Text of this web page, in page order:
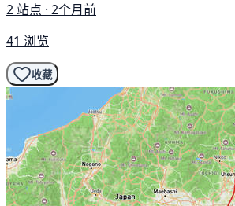
2 站点 · 2个月前
41 浏览
收藏